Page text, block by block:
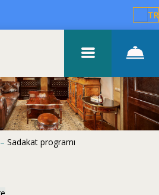
TR
–Sadakat programı